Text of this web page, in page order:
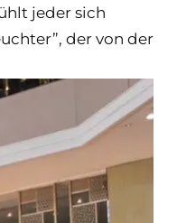
jeder sich
der von der